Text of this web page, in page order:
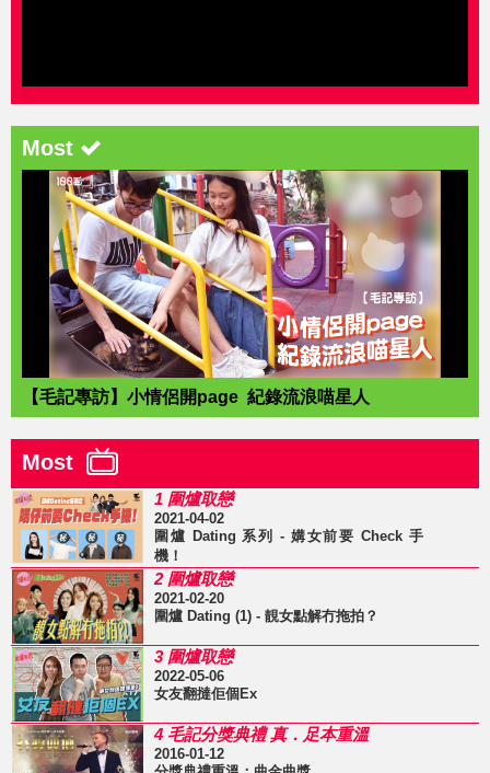
Most
【毛記專訪】小情侶開page 紀錄流浪喵星人
Most
1 圍爐取戀
2021-04-02
圍爐 Dating 系列 - 媾女前要 Check 手
機！
2 圍爐取戀
2021-02-20
圍爐 Dating (1) - 靚女點解冇拖拍？
3 圍爐取戀
2022-05-06
女友翻撻佢個Ex
4 毛記分獎典禮 真．足本重溫
2016-01-12